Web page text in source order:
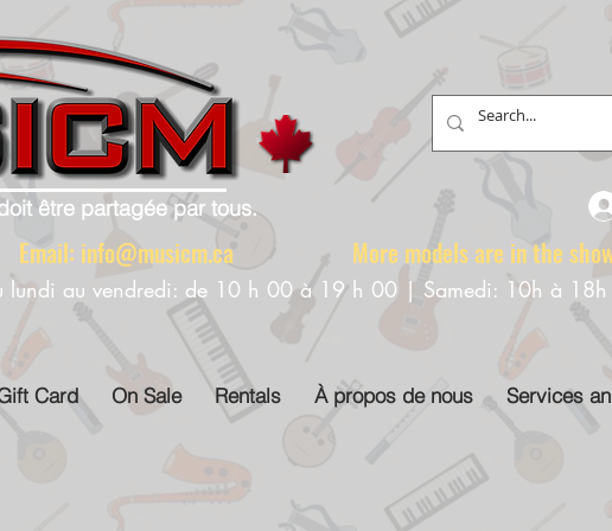
être partagée par tous.
Email: info@musicm.ca More models are in the
lundi au vendredi: de 10 h 00 à 19 h 00 | Samedi: 10h à
Card On Sale Rentals À propos de nous Services